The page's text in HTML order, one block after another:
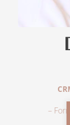
–